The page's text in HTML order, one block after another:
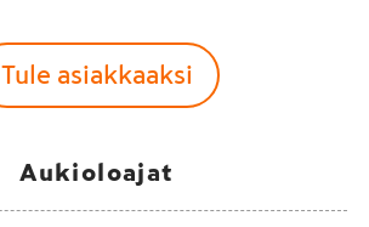
Tule asiakkaaksi
Aukioloajat